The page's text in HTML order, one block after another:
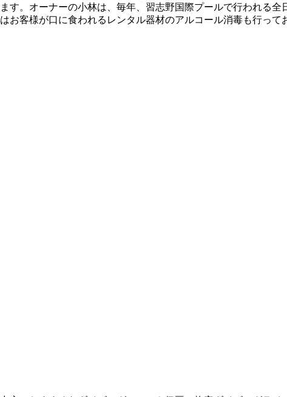
す。オーナーの小林は、毎年、習志野国際プールで行われる
客様が口に食われるレンタル器材のアルコール消毒も行って